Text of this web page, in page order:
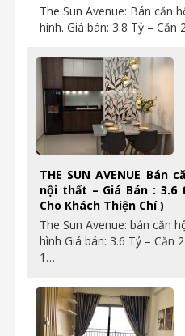
The Sun Avenue: Bán căn
hình. Giá bán: 3.8 Tỷ –
THE SUN AVENUE
nội thất – Giá Bán :
Cho Khách Thiện Chí )
The Sun Avenue: bán căn
hình Giá bán: 3.6 Tỷ – Căn
1…